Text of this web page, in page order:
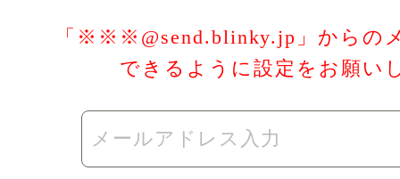
「※※※@send.blinky.jp」からの
できるように設定をお願い